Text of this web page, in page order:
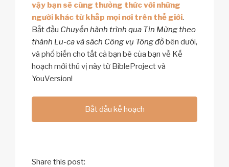
vậy bạn sẽ cùng thưởng thức với những
người khác từ khắp mọi nơi trên thế giới.
Bắt đầu Chuyến hành trình qua Tin Mừng theo
thánh Lu-ca và sách Công vụ Tông đồbên dưới,
và phổ biến cho tất cả bạn bè của bạn về Kế
hoạch mới thú vị này từ BibleProject và
YouVersion!
Bắt đầu kế hoạch
Share this post: